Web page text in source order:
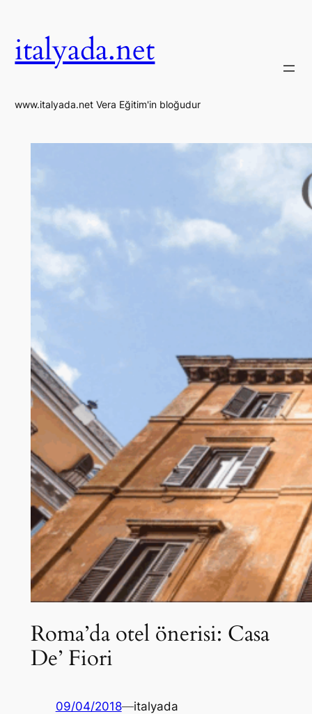
italyada.net
www.italyada.net Vera Eğitim'in bloğudur
Roma’da otel önerisi: Casa
De’ Fiori
09/04/2018—italyada